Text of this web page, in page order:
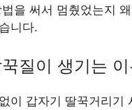
을 써서 멈췄었는지
니다.
질이 생기는
이 갑자기 딸꾹거리기